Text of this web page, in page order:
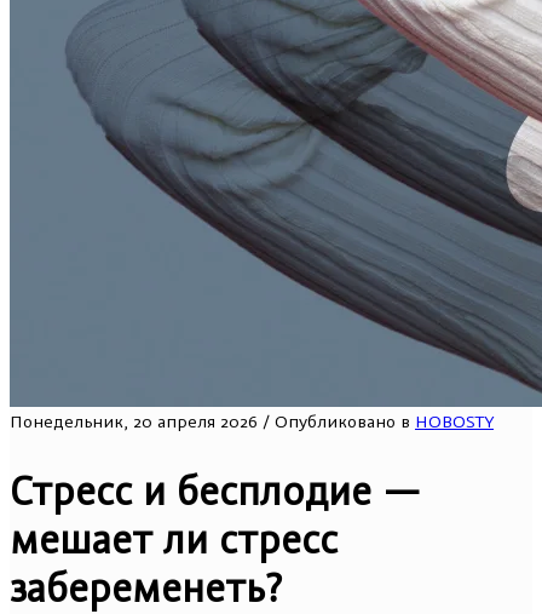
Понедельник, 20 апреля 2026 / Опубликовано в HOBOSTY
Стресс и бесплодие —
мешает ли стресс
забеременеть?